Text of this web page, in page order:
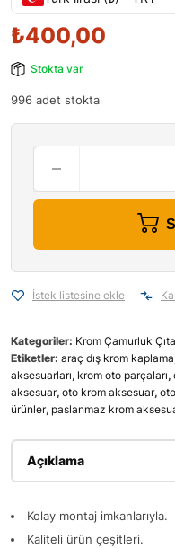
₺400,00
Stokta var
996 adet stokta
İstek listesine ekle
Kategoriler: Krom Çamurluk Çıta
Etiketler: araç dış krom kaplama
aksesuarları, krom oto parçaları,
aksesuar, oto krom aksesuar,
ürünler, paslanmaz krom
Açıklama
Kolay montaj imkanlarıyla.
Kaliteli ürün çeşitleri.